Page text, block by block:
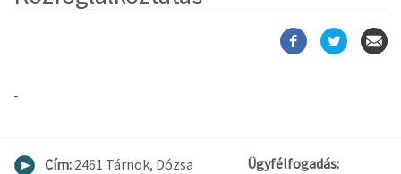
-
Cím: 2461 Tárnok, Dózsa
Ügyfélfogadás: